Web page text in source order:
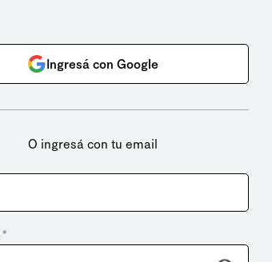
Ingresá con Google
O ingresá con tu email
*